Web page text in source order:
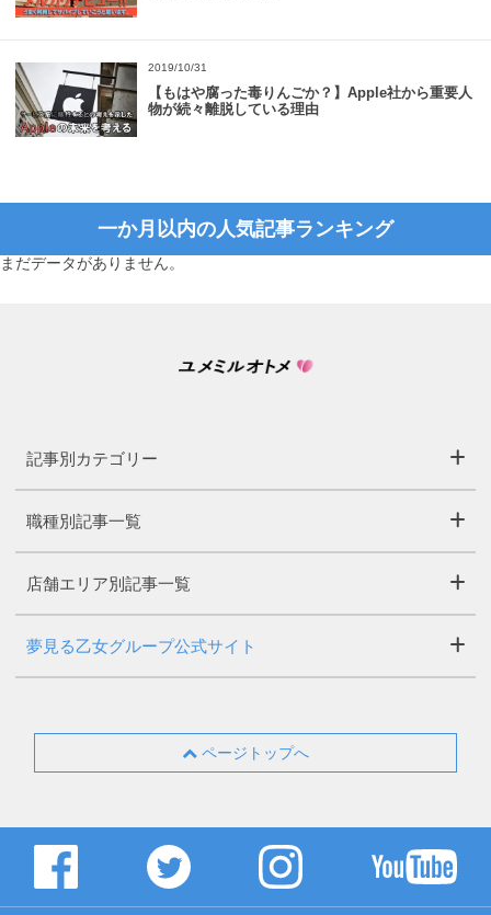
2019/10/31
【もはや腐った毒りんごか？】Apple社から重要人
物が続々離脱している理由
一か月以内の人気記事ランキング
まだデータがありません。
記事別カテゴリー
職種別記事一覧
店舗エリア別記事一覧
夢見る乙女グループ公式サイト
ページトップへ